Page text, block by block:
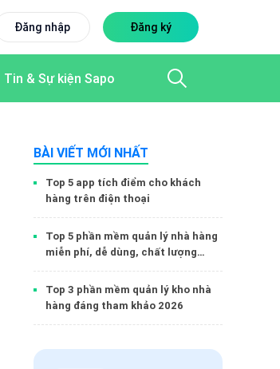
Đăng nhập Đăng ký
Tin & Sự kiện Sapo
BÀI VIẾT MỚI NHẤT
Top 5 app tích điểm cho khách
hàng trên điện thoại
Top 5 phần mềm quản lý nhà hàng
miễn phí, dễ dùng, chất lượng
2026
Top 3 phần mềm quản lý kho nhà
hàng đáng tham khảo 2026